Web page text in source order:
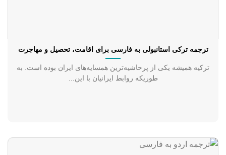
ترجمه ترکی استانبولی به فارسی برای اقامت، تحصیل و مهاجرت
ترکیه همیشه یکی از پرحاشیه‌ترین همسایه‌های ایران بوده است. به
طوریکه روابط ایرانیان با این...